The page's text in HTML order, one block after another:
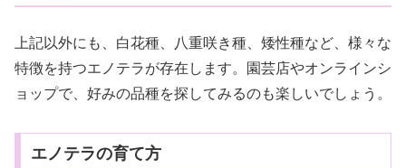
上記以外にも、白花種、八重咲き種、矮性種など、様々な
特徴を持つエノテラが存在します。園芸店やオンラインシ
ョップで、好みの品種を探してみるのも楽しいでしょう。
エノテラの育て方